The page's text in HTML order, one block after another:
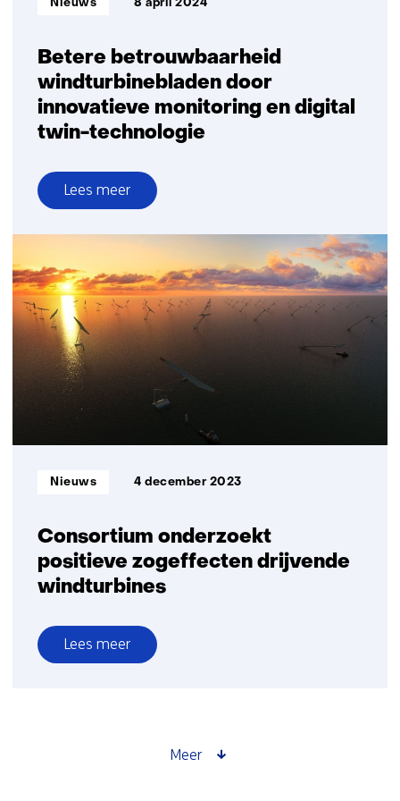
Betere betrouwbaarheid
windturbinebladen door
innovatieve monitoring en digital
twin-technologie
Nieuws 8 april 2024
Lees meer
over
Betere
windturbinebladen
door
innovatieve
monitoring
en
digital
Consortium onderzoekt
positieve zogeffecten drijvende
windturbines
Informatietype:
Nieuws 4 december 2023
Lees meer
over
Meer